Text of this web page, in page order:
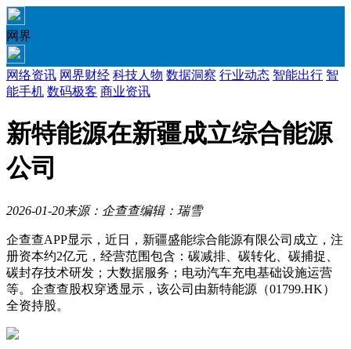
网界
网络资讯 网界财经 科技人物 数据洞察 行业动态 智能出行 智
能手机 数码极客 商业资讯
新特能源在新疆成立综合能源
公司
2026-01-20来源：企查查编辑：瑞雪
企查查APP显示，近日，新疆盛能综合能源有限公司成立，注
册资本约2亿元，经营范围包含：碳减排、碳转化、碳捕捉、
碳封存技术研发；大数据服务；电动汽车充电基础设施运营
等。企查查股权穿透显示，该公司由新特能源（01799.HK）
全资持股。